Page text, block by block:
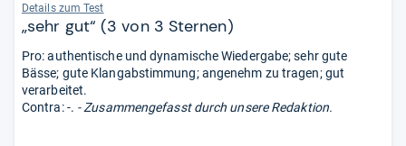
Details zum Test
„sehr gut“ (3 von 3 Sternen)
Pro: authentische und dynamische Wiedergabe; sehr gute
Bässe; gute Klangabstimmung; angenehm zu tragen; gut
verarbeitet.
Contra: -. - Zusammengefasst durch unsere Redaktion.